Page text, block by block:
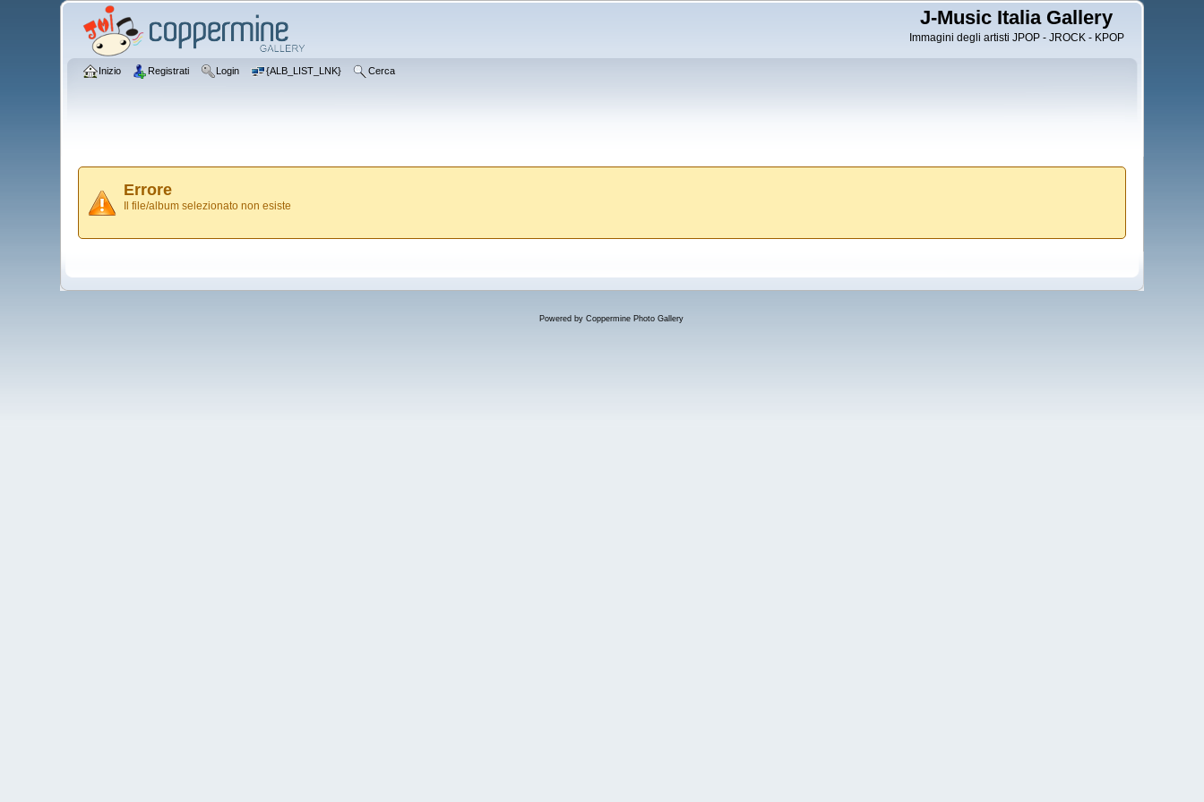
J-Music Italia Gallery
Immagini degli artisti JPOP - JROCK - KPOP
Inizio Registrati Login {ALB_LIST_LNK} Cerca
Errore
Il file/album selezionato non esiste
Powered by Coppermine Photo Gallery